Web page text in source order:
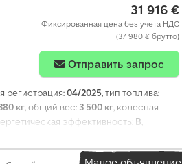
31 916 €
Фиксированная цена без учета НДС
(37 980 € брутто)
Отправить запрос
регистрация:04/2025, тип топлива:
кг , общий вес: 3 500 кг , колесная
эффективность: B
другое, тип передачи: